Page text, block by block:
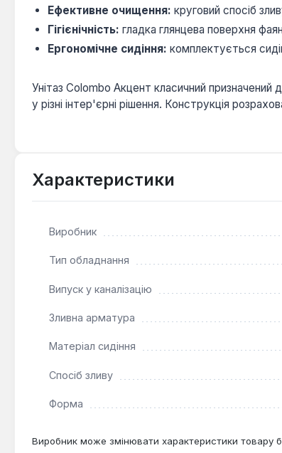
Ефективне очищення: круговий спосіб
Гігієнічність: гладка глянцева поверхня
Ергономічне сидіння: комплектується
Унітаз Colombo Акцент класичний
у різні інтер'єрні рішення. Конструкція
Характеристики
Виробник
Тип обладнання
Випуск у каналізацію
Зливна арматура
Матеріал сидіння
Спосіб зливу
Форма
Виробник може змінювати характеристики